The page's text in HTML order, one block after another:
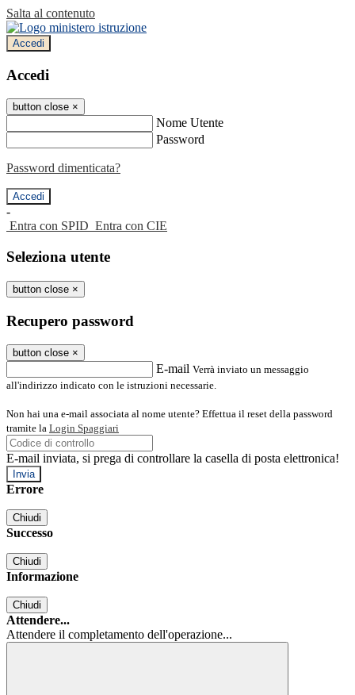
Salta al contenuto
Accedi
Accedi
button close ×
Nome Utente
Password
Password dimenticata?
-
Entra con SPID Entra con CIE
Seleziona utente
button close ×
Recupero password
button close ×
E-mail Verrà inviato un messaggio
all'indirizzo indicato con le istruzioni necessarie.
Non hai una e-mail associata al nome utente? Effettua il reset della password
tramite la Login Spaggiari
E-mail inviata, si prega di controllare la casella di posta elettronica!
Errore
Chiudi
Successo
Chiudi
Informazione
Chiudi
Attendere...
Attendere il completamento dell'operazione...